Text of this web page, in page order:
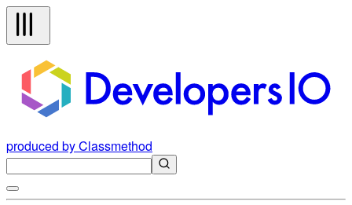
produced by Classmethod